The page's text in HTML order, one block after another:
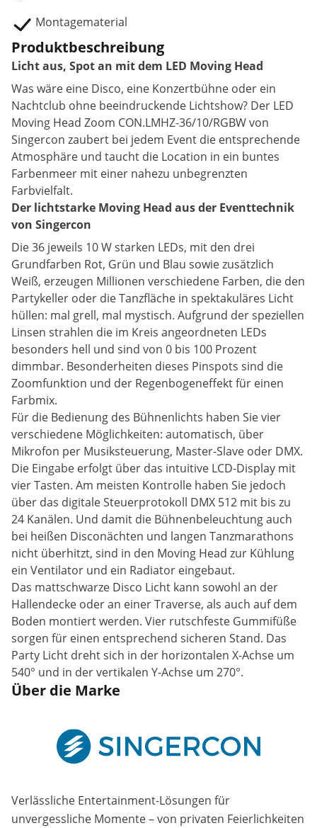
Montagematerial
Produktbeschreibung
Licht aus, Spot an mit dem LED Moving Head
Was wäre eine Disco, eine Konzertbühne oder ein
Nachtclub ohne beeindruckende Lichtshow? Der LED
Moving Head Zoom CON.LMHZ-36/10/RGBW von
Singercon zaubert bei jedem Event die entsprechende
Atmosphäre und taucht die Location in ein buntes
Farbenmeer mit einer nahezu unbegrenzten
Farbvielfalt.
Der lichtstarke Moving Head aus der Eventtechnik
von Singercon
Die 36 jeweils 10 W starken LEDs, mit den drei
Grundfarben Rot, Grün und Blau sowie zusätzlich
Weiß, erzeugen Millionen verschiedene Farben, die den
Partykeller oder die Tanzfläche in spektakuläres Licht
hüllen: mal grell, mal mystisch. Aufgrund der speziellen
Linsen strahlen die im Kreis angeordneten LEDs
besonders hell und sind von 0 bis 100 Prozent
dimmbar. Besonderheiten dieses Pinspots sind die
Zoomfunktion und der Regenbogeneffekt für einen
Farbmix.
Für die Bedienung des Bühnenlichts haben Sie vier
verschiedene Möglichkeiten: automatisch, über
Mikrofon per Musiksteuerung, Master-Slave oder DMX.
Die Eingabe erfolgt über das intuitive LCD-Display mit
vier Tasten. Am meisten Kontrolle haben Sie jedoch
über das digitale Steuerprotokoll DMX 512 mit bis zu
24 Kanälen. Und damit die Bühnenbeleuchtung auch
bei heißen Disconächten und langen Tanzmarathons
nicht überhitzt, sind in den Moving Head zur Kühlung
ein Ventilator und ein Radiator eingebaut.
Das mattschwarze Disco Licht kann sowohl an der
Hallendecke oder an einer Traverse, als auch auf dem
Boden montiert werden. Vier rutschfeste Gummifüße
sorgen für einen entsprechend sicheren Stand. Das
Party Licht dreht sich in der horizontalen X-Achse um
540° und in der vertikalen Y-Achse um 270°.
Über die Marke
Verlässliche Entertainment-Lösungen für
unvergessliche Momente – von privaten Feierlichkeiten